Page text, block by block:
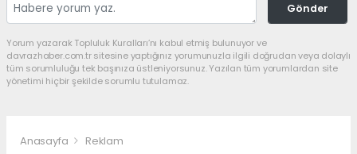
Gönder
Yorum yazarak Topluluk Kuralları’nı kabul etmiş bulunuyor ve
davrazhaber.com.tr sitesine yaptığınız yorumunuzla ilgili doğrudan veya dolaylı
tüm sorumluluğu tek başınıza üstleniyorsunuz. Yazılan tüm yorumlardan site
yönetimi hiçbir şekilde sorumlu tutulamaz.
Anasayfa Reklam